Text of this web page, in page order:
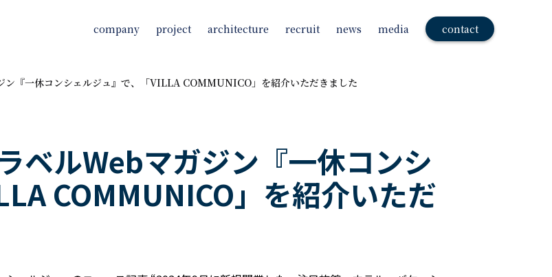
company project architecture recruit news media contact
ン『一休コンシェルジュ』で、「VILLA COMMUNICO」を紹介いただきました
ベルWebマガジン『一休コンシ
COMMUNICO」を紹介いただ